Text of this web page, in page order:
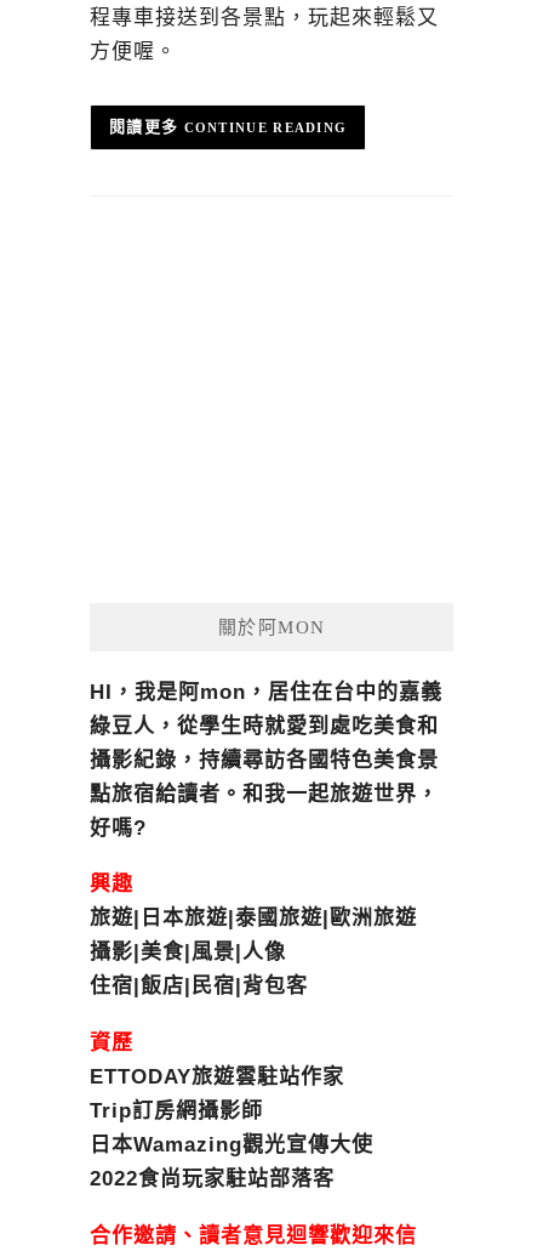
程專車接送到各景點，玩起來輕鬆又
方便喔。
CONTINUE READING
關於阿MON
HI，我是阿mon，居住在台中的嘉義
綠豆人，從學生時就愛到處吃美食和
攝影紀錄，持續尋訪各國特色美食景
點旅宿給讀者。和我一起旅遊世界，
好嗎?
興趣
旅遊|日本旅遊|泰國旅遊|歐洲旅遊
攝影|美食|風景|人像
住宿|飯店|民宿|背包客
資歷
ETTODAY旅遊雲駐站作家
Trip訂房網攝影師
日本Wamazing觀光宣傳大使
2022食尚玩家駐站部落客
合作邀請、讀者意見迴響歡迎來信